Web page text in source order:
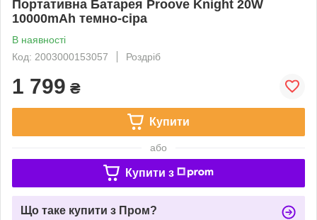
Портативна Батарея Proove Knight 20W
10000mAh темно-сіра
В наявності
Код: 2003000153057
Роздріб
1 799 ₴
Купити
або
Купити з
Що таке купити з Пром?